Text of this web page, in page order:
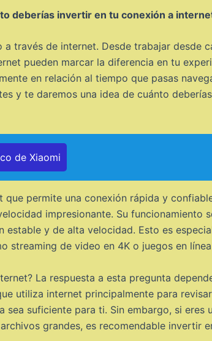
deberías invertir en tu conexión a
través de internet. Desde trabajar desde
pueden marcar la diferencia en tu
en relación al tiempo que pasas
y te daremos una idea de cuánto
de Xiaomi
permite una conexión rápida y
impresionante. Su funcionamiento
y de alta velocidad. Esto es
streaming de video en 4K o juegos en
La respuesta a esta pregunta
utiliza internet principalmente para
suficiente para ti. Sin embargo, si
grandes, es recomendable invertir